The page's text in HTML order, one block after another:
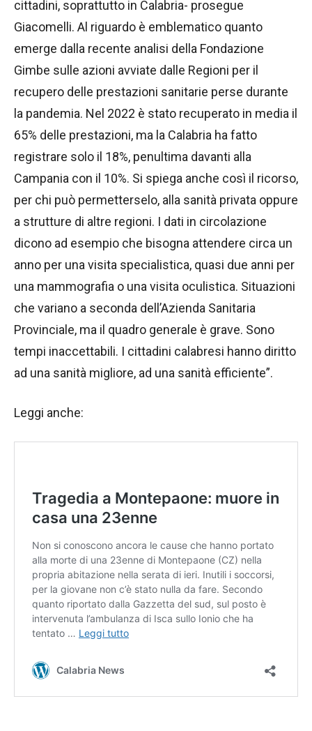
cittadini, soprattutto in Calabria- prosegue
Giacomelli. Al riguardo è emblematico quanto
emerge dalla recente analisi della Fondazione
Gimbe sulle azioni avviate dalle Regioni per il
recupero delle prestazioni sanitarie perse durante
la pandemia. Nel 2022 è stato recuperato in media il
65% delle prestazioni, ma la Calabria ha fatto
registrare solo il 18%, penultima davanti alla
Campania con il 10%. Si spiega anche così il ricorso,
per chi può permetterselo, alla sanità privata oppure
a strutture di altre regioni. I dati in circolazione
dicono ad esempio che bisogna attendere circa un
anno per una visita specialistica, quasi due anni per
una mammografia o una visita oculistica. Situazioni
che variano a seconda dell’Azienda Sanitaria
Provinciale, ma il quadro generale è grave. Sono
tempi inaccettabili. I cittadini calabresi hanno diritto
ad una sanità migliore, ad una sanità efficiente”.
Leggi anche: